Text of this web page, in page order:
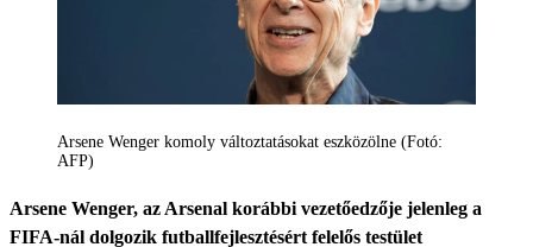
Arsene Wenger komoly változtatásokat eszközölne (Fotó:
AFP)
Arsene Wenger, az Arsenal korábbi vezetőedzője jelenleg a
FIFA-nál dolgozik futballfejlesztésért felelős testület